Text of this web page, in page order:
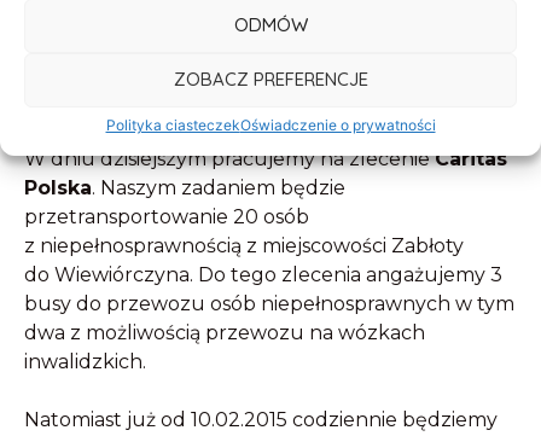
ODMÓW
ZOBACZ PREFERENCJE
Polityka ciasteczekOświadczenie o prywatności
W dniu dzisiejszym pracujemy na zlecenieCaritas
Polska. Naszym zadaniem będzie
przetransportowanie 20 osób
z niepełnosprawnością z miejscowości Zabłoty
do Wiewiórczyna. Do tego zlecenia angażujemy 3
busy do przewozu osób niepełnosprawnych w tym
dwa z możliwością przewozu na wózkach
inwalidzkich.
Natomiast już od 10.02.2015 codziennie będziemy